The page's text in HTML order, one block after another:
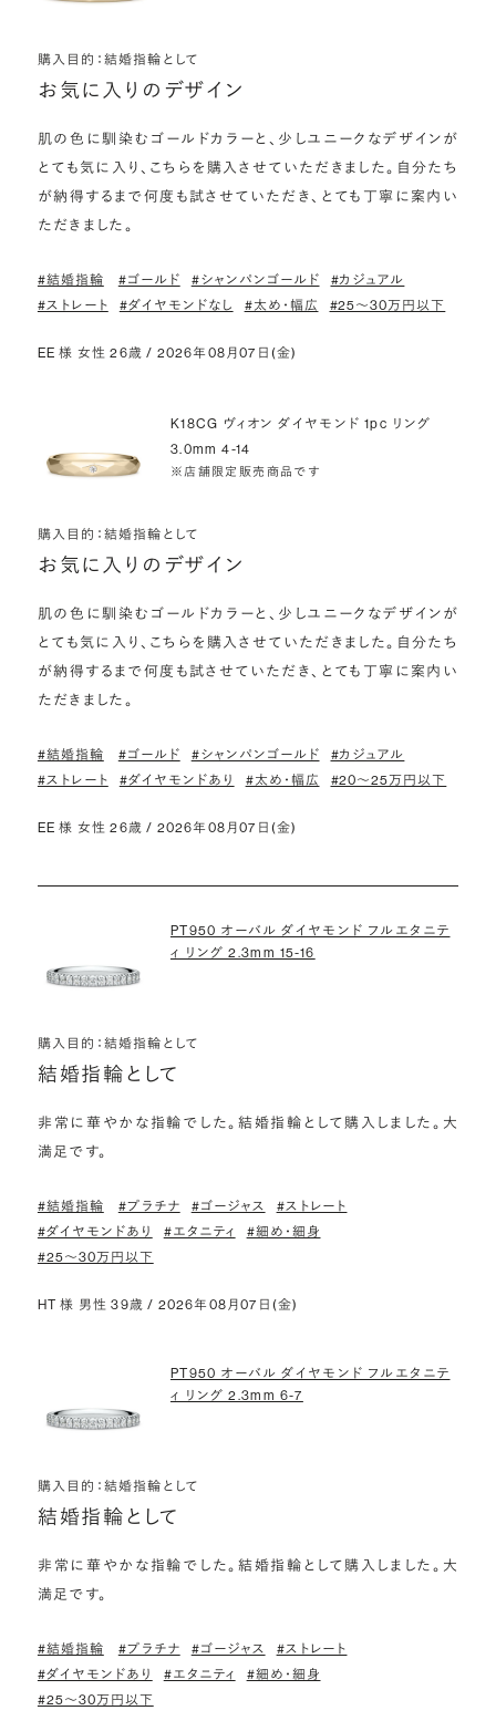
購入目的：結婚指輪として
お気に入りのデザイン
肌の色に馴染むゴールドカラーと、少しユニークなデザインが
とても気に入り、こちらを購入させていただきました。自分たち
が納得するまで何度も試させていただき、とても丁寧に案内い
ただきました。
#結婚指輪 #ゴールド #シャンパンゴールド
#カジュアル
#ストレート
#ダイヤモンドなし #太め・幅広 #25〜30万円以下
EE 様 女性 26歳 / 2026年08月07日(金)
K18CG ヴィオン ダイヤモンド 1pc リング
3.0mm 4-14
※店舗限定販売商品です
購入目的：結婚指輪として
お気に入りのデザイン
肌の色に馴染むゴールドカラーと、少しユニークなデザインが
とても気に入り、こちらを購入させていただきました。自分たち
が納得するまで何度も試させていただき、とても丁寧に案内い
ただきました。
#結婚指輪 #ゴールド #シャンパンゴールド
#カジュアル
#ストレート
#ダイヤモンドあり #太め・幅広 #20〜25万円以下
EE 様 女性 26歳 / 2026年08月07日(金)
PT950 オーバル ダイヤモンド フルエタニテ
ィ リング 2.3mm 15-16
購入目的：結婚指輪として
結婚指輪として
非常に華やかな指輪でした。結婚指輪として購入しました。大
満足です。
#結婚指輪 #プラチナ #ゴージャス
#ストレート
#ダイヤモンドあり
#エタニティ
#細め・細身
#25〜30万円以下
HT 様 男性 39歳 / 2026年08月07日(金)
PT950 オーバル ダイヤモンド フルエタニテ
ィ リング 2.3mm 6-7
購入目的：結婚指輪として
結婚指輪として
非常に華やかな指輪でした。結婚指輪として購入しました。大
満足です。
#結婚指輪 #プラチナ #ゴージャス
#ストレート
#ダイヤモンドあり
#エタニティ
#細め・細身
#25〜30万円以下